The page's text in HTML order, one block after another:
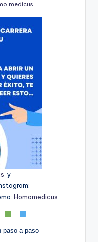
medicus.
y
Homomedicus
paso a paso